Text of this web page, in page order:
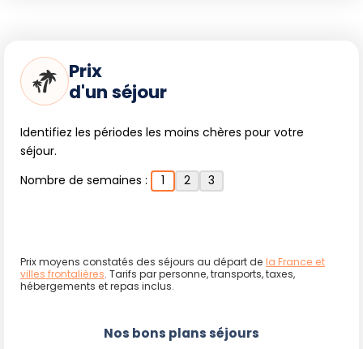
Prix
d'un séjour
Identifiez les périodes les moins chères pour votre
séjour.
Nombre de semaines :
1 2 3
Prix moyens constatés des séjours au départ de la France et
villes frontalières. Tarifs par personne, transports, taxes,
hébergements et repas inclus.
Nos bons plans séjours